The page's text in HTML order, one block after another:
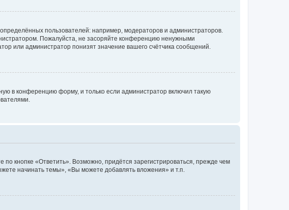
пользователей: например, модераторов и администраторов.
Пожалуйста, не засоряйте конференцию ненужными
или администратор понизят значение вашего счётчика сообщений.
в конференцию форму, и только если администратор включил такую
кнопке «Ответить». Возможно, придётся зарегистрироваться, прежде чем
начинать темы», «Вы можете добавлять вложения» и т.п.